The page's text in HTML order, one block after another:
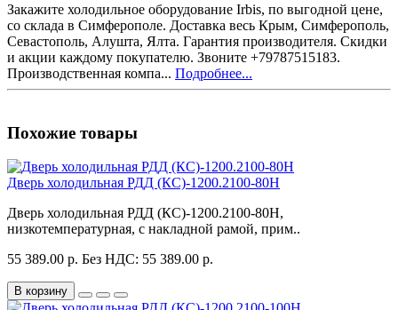
Закажите холодильное оборудование Irbis, по выгодной цене,
со склада в Симферополе. Доставка весь Крым, Симферополь,
Севастополь, Алушта, Ялта. Гарантия производителя. Скидки
и акции каждому покупателю. Звоните +79787515183.
Производственная компа... Подробнее...
Похожие товары
Дверь холодильная РДД (КС)-1200.2100-80Н
Дверь холодильная РДД (КС)-1200.2100-80Н,
низкотемпературная, с накладной рамой, прим..
55 389.00 р. Без НДС: 55 389.00 р.
В корзину